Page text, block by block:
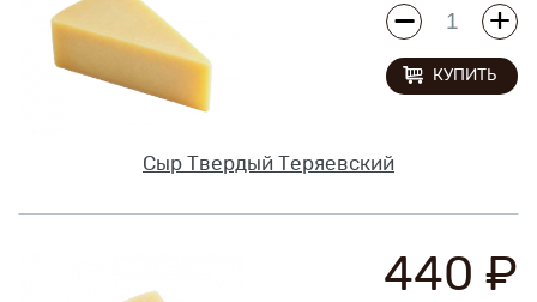
Сыр Твердый Теряевский
КУПИТЬ
440 ₽